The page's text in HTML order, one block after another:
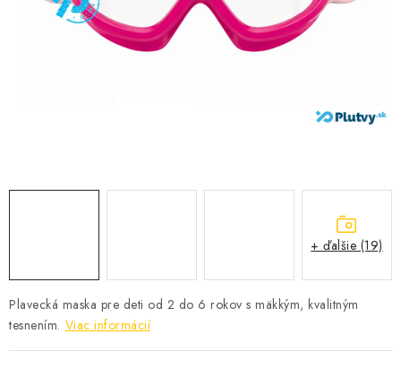
PODVODNÉ SKÚTRE
Plavecká maska pre deti od 2 do 6 rokov s mäkkým, kvalitným
tesnením. Viac informácií
+ ďalšie (19)